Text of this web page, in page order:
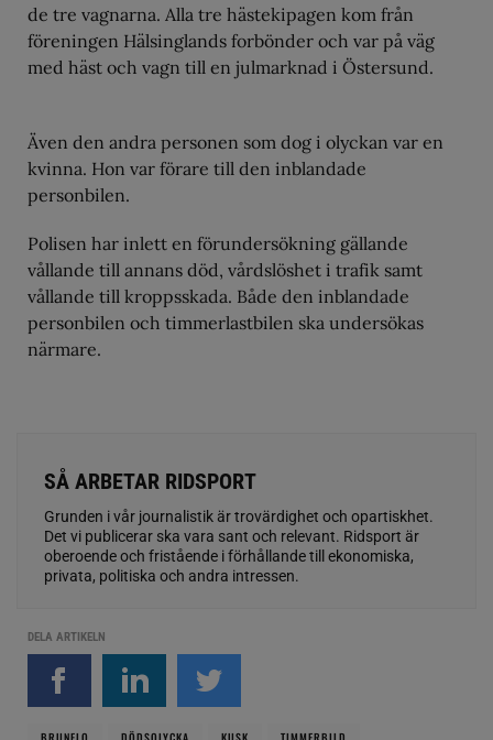
de tre vagnarna. Alla tre hästekipagen kom från
föreningen Hälsinglands forbönder och var på väg
med häst och vagn till en julmarknad i Östersund.
Även den andra personen som dog i olyckan var en
kvinna. Hon var förare till den inblandade
personbilen.
Polisen har inlett en förundersökning gällande
vållande till annans död, vårdslöshet i trafik samt
vållande till kroppsskada. Både den inblandade
personbilen och timmerlastbilen ska undersökas
närmare.
SÅ ARBETAR RIDSPORT
Grunden i vår journalistik är trovärdighet och opartiskhet.
Det vi publicerar ska vara sant och relevant. Ridsport är
oberoende och fristående i förhållande till ekonomiska,
privata, politiska och andra intressen.
DELA ARTIKELN